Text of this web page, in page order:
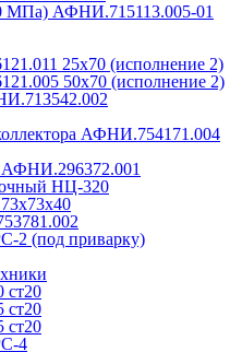
МПа) АФНИ.715113.005-01
25х70 (исполнение 2)
50х70 (исполнение 2)
АФНИ.754171.004
АФНИ.296372.001
НЦ-320
2 (под приварку)
4